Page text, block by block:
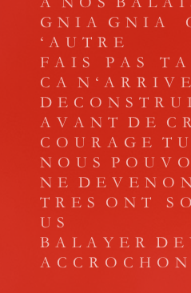
G N I A G N I A C
‘ A U T R E
F A I S P A S T A
C A N ‘ A R R I V
D E C O N S T R
A V A N T D E C
C O U R A G E T
N O U S P O U V
N E D E V E N O
T R E S O N T S
U S
B A L A Y E R D
A C C R O C H O N